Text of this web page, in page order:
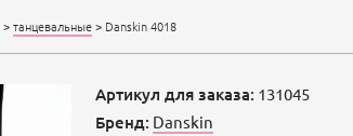
> танцевальные > Danskin 4018
Артикул для заказа: 131045
Бренд: Danskin